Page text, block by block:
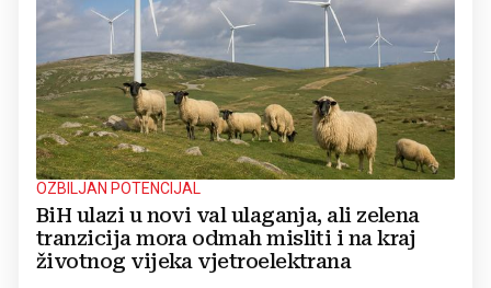
OZBILJAN POTENCIJAL
BiH ulazi u novi val ulaganja, ali zelena
tranzicija mora odmah misliti i na kraj
životnog vijeka vjetroelektrana